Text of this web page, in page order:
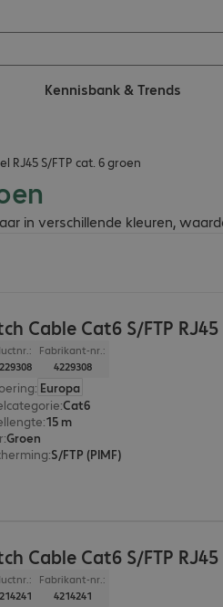
Kennisbank & Trends
RJ45 S/FTP cat. 6 groen
in verschillende kleuren,
Cable Cat6 S/FTP
Fabrikant-nr.:
4229308
: Europa
:Cat6
:15 m
:Groen
:S/FTP (PIMF)
Cable Cat6 S/FTP
Fabrikant-nr.:
4214241